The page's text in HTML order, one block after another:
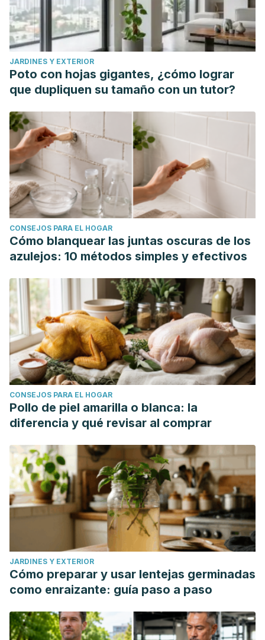
JARDINES Y EXTERIOR
Poto con hojas gigantes, ¿cómo lograr
que dupliquen su tamaño con un tutor?
CONSEJOS PARA EL HOGAR
Cómo blanquear las juntas oscuras de los
azulejos: 10 métodos simples y efectivos
CONSEJOS PARA EL HOGAR
Pollo de piel amarilla o blanca: la
diferencia y qué revisar al comprar
JARDINES Y EXTERIOR
Cómo preparar y usar lentejas germinadas
como enraizante: guía paso a paso